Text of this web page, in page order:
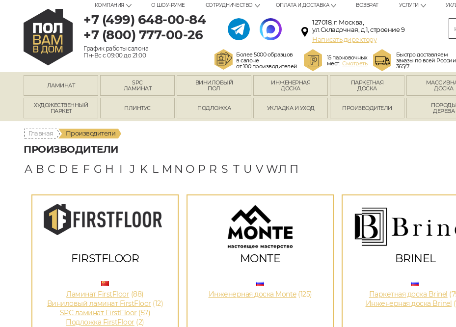
КОМПАНИЯ О ШОУ-РУМЕ СОТРУДНИЧЕСТВО ОПЛАТА И ДОСТАВКА ВОЗВРАТ УСЛУГИ
+7 (499) 648-00-84
+7 (800) 777-00-26
График работы салона
Пн-Вс с 09:00 до 21:00
127018, г. Москва,
ул.Складочная, д.1, строение 9
Написать директору
Более 5000 образцов
в салоне
от 100 производителей
15 парковочных
мест.Смотреть
Быстро доставляем
заказы по всей
365/7
ЛАМИНАТ
SPC
ЛАМИНАТ
ВИНИЛОВЫЙ
ПОЛ
ИНЖЕНЕРНАЯ
ДОСКА
ПАРКЕТНАЯ
ДОСКА
ДОСКА
ХУДОЖЕСТВЕННЫЙ
ПАРКЕТ
ПЛИНТУС ПОДЛОЖКА УКЛАДКА И УХОД ПРОИЗВОДИТЕЛИ
ПОРОДЫ
ДЕРЕВА
Главная Производители
ПРОИЗВОДИТЕЛИ
A B C D E F G H I J K L M N O P R S T U V WЛ П
FIRSTFLOOR
Ламинат FirstFloor (88)
Виниловый ламинат FirstFloor (12)
SPC ламинат FirstFloor (57)
Подложка FirstFloor (2)
MONTE
Инженерная доска Monte(125)
BRINEL
Паркетная доска Brinel
Инженерная доска Brinel